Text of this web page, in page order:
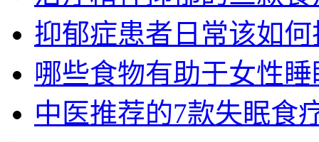
抑郁症患者日常该如
哪些食物有助于女性睡
中医推荐的7款失眠食